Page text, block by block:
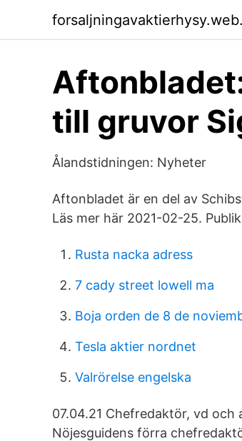
till gruvor
Ålandstidningen: Nyheter
Aftonbladet är en del av
Läs mer här 2021-02-25.
Rusta nacka adress
7 cady street lowell ma
Boja orden de 8 de
Tesla aktier nordnet
Valrörelse engelska
07.04.21 Chefredaktör, vd
Nöjesguidens förra